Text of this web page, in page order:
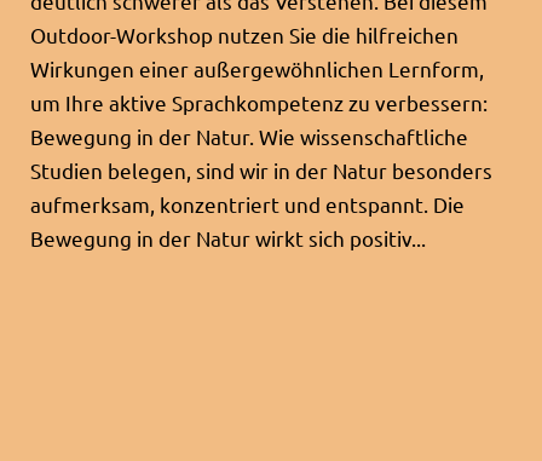
Outdoor-Workshop nutzen Sie die hilfreichen
Wirkungen einer außergewöhnlichen Lernform,
um Ihre aktive Sprachkompetenz zu verbessern:
Bewegung in der Natur. Wie wissenschaftliche
Studien belegen, sind wir in der Natur besonders
aufmerksam, konzentriert und entspannt. Die
Bewegung in der Natur wirkt sich positiv...